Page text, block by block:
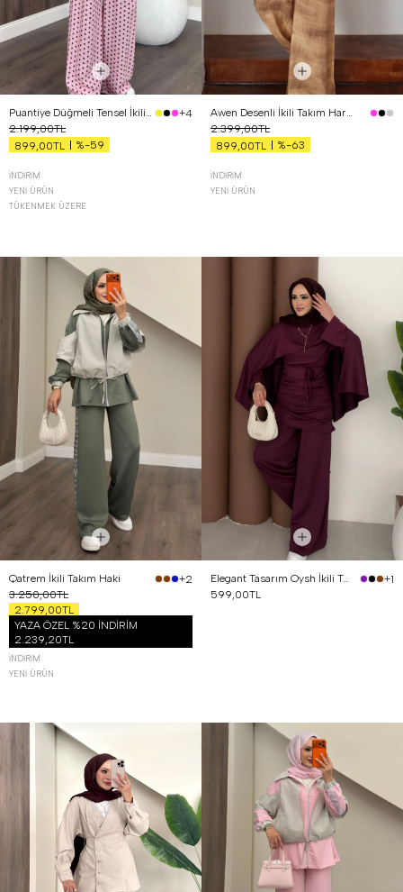
Puantiye Düğmeli Tensel İkili Takım Pembe
+4
2.199,00TL
899,00TL
%-59
İNDIRIM
YENI ÜRÜN
TÜKENMEK ÜZERE
Awen Desenli İkili Takım Hardal
2.399,00TL
899,00TL
%-63
İNDIRIM
YENI ÜRÜN
Qatrem İkili Takım Haki
+2
3.250,00TL
2.799,00TL
YAZA ÖZEL %20 İNDİRİM
2.239,20TL
İNDIRIM
YENI ÜRÜN
Elegant Tasarım Oysh İkili Takım Mürdüm
+1
599,00TL